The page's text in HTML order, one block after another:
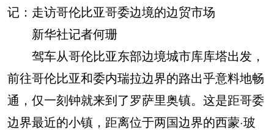
记：走访哥伦比亚哥委边境的边贸市场
新华社记者何珊
驾车从哥伦比亚东部边境城市库库塔出发，
前往哥伦比亚和委内瑞拉边界的路出乎意料地畅
通，仅一刻钟就来到了罗萨里奥镇。这是距哥委
边界最近的小镇，距离位于两国边界的西蒙·玻